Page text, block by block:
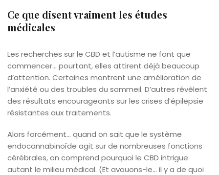
Ce que disent vraiment les études
médicales
Les recherches sur le CBD et l’autisme ne font que
commencer… pourtant, elles attirent déjà beaucoup
d’attention. Certaines montrent une amélioration de
l’anxiété ou des troubles du sommeil. D’autres révèlent
des résultats encourageants sur les crises d’épilepsie
résistantes aux traitements.
Alors forcément… quand on sait que le système
endocannabinoïde agit sur de nombreuses fonctions
cérébrales, on comprend pourquoi le CBD intrigue
autant le milieu médical. (Et avouons-le… il y a de quoi